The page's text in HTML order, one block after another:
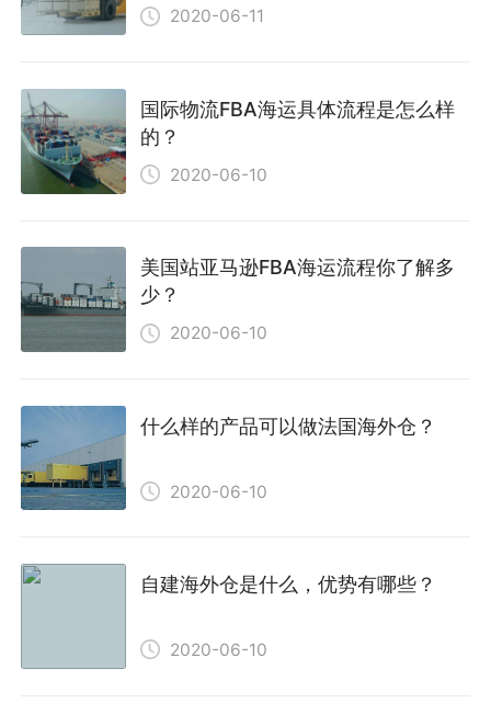
2020-06-11
国际物流FBA海运具体流程是怎么样
的？
2020-06-10
美国站亚马逊FBA海运流程你了解多
少？
2020-06-10
什么样的产品可以做法国海外仓？
2020-06-10
自建海外仓是什么，优势有哪些？
2020-06-10